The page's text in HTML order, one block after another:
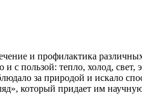
и профилактика
пользой: тепло, холод, свет,
за природой и искало
который придает им